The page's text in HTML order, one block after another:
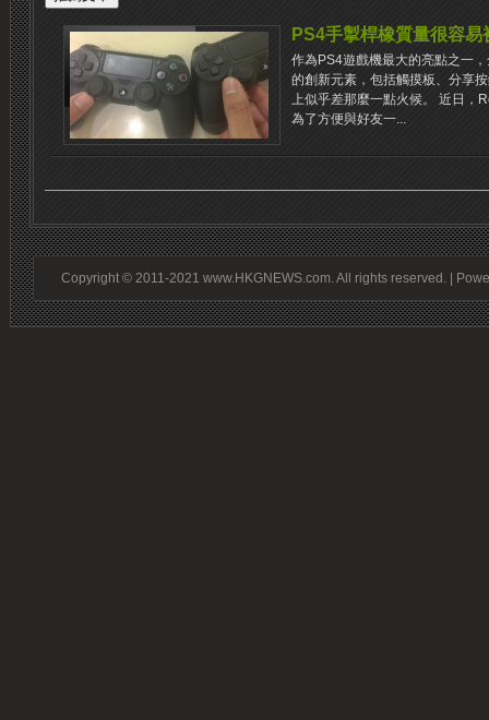
PS4手掣桿橡質量很容易
作為PS4遊戲機最大的亮點之一
的創新元素，包括觸摸板、分享
上似乎差那麼一點火候。 近日，
為了方便與好友一...
Copyright © 2011-2021 www.HKGNEWS.com. All rights reserved. |